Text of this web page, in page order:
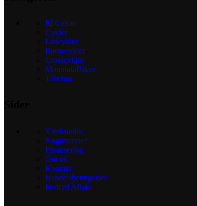
El-Cykler
Cykler
Ladcykler
Børnecykler
Crosscykler
MountainBikes
Tilbehør
Værkstedet
Nøgleservice
Finansering
Om os
Kontakt
Handelsbetingelser
Fortryd Aftale